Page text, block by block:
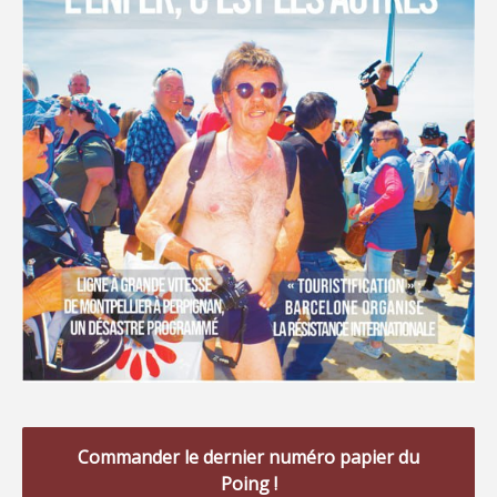
Commander le dernier numéro papier du
Poing !